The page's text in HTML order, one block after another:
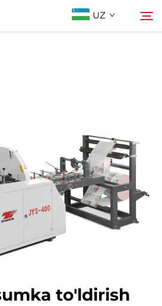
UZ
to'ldirish